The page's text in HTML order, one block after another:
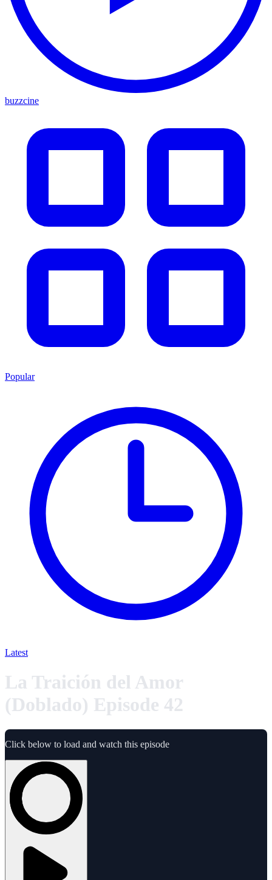
buzzcine
Popular
Latest
La Traición del Amor
(Doblado) Episode 42
Click below to load and watch this episode